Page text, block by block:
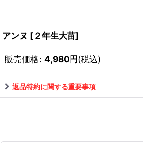
アンヌ [２年生大苗]
販売価格: 4,980円(税込)
返品特約に関する重要事項